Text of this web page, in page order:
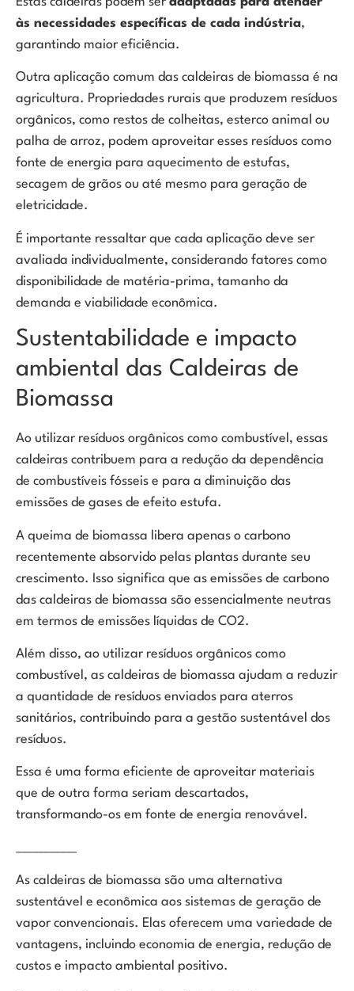
às necessidades específicas de cada indústria,
garantindo maior eficiência.
Outra aplicação comum das caldeiras de biomassa é na
agricultura. Propriedades rurais que produzem resíduos
orgânicos, como restos de colheitas, esterco animal ou
palha de arroz, podem aproveitar esses resíduos como
fonte de energia para aquecimento de estufas,
secagem de grãos ou até mesmo para geração de
eletricidade.
É importante ressaltar que cada aplicação deve ser
avaliada individualmente, considerando fatores como
disponibilidade de matéria-prima, tamanho da
demanda e viabilidade econômica.
Sustentabilidade e impacto
ambiental das Caldeiras de
Biomassa
Ao utilizar resíduos orgânicos como combustível, essas
caldeiras contribuem para a redução da dependência
de combustíveis fósseis e para a diminuição das
emissões de gases de efeito estufa.
A queima de biomassa libera apenas o carbono
recentemente absorvido pelas plantas durante seu
crescimento. Isso significa que as emissões de carbono
das caldeiras de biomassa são essencialmente neutras
em termos de emissões líquidas de CO2.
Além disso, ao utilizar resíduos orgânicos como
combustível, as caldeiras de biomassa ajudam a reduzir
a quantidade de resíduos enviados para aterros
sanitários, contribuindo para a gestão sustentável dos
resíduos.
Essa é uma forma eficiente de aproveitar materiais
que de outra forma seriam descartados,
transformando-os em fonte de energia renovável.
As caldeiras de biomassa são uma alternativa
sustentável e econômica aos sistemas de geração de
vapor convencionais. Elas oferecem uma variedade de
vantagens, incluindo economia de energia, redução de
custos e impacto ambiental positivo.